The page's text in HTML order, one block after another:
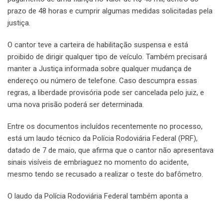
prazo de 48 horas e cumprir algumas medidas solicitadas pela
justiça.
O cantor teve a carteira de habilitação suspensa e está
proibido de dirigir qualquer tipo de veículo. Também precisará
manter a Justiça informada sobre qualquer mudança de
endereço ou número de telefone. Caso descumpra essas
regras, a liberdade provisória pode ser cancelada pelo juiz, e
uma nova prisão poderá ser determinada.
Entre os documentos incluídos recentemente no processo,
está um laudo técnico da Polícia Rodoviária Federal (PRF),
datado de 7 de maio, que afirma que o cantor não apresentava
sinais visíveis de embriaguez no momento do acidente,
mesmo tendo se recusado a realizar o teste do bafômetro.
O laudo da Polícia Rodoviária Federal também aponta a